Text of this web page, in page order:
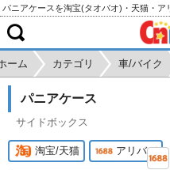
ーム カテゴリ 車/バイク
パニアケース
サイドボックス
淘宝/天猫 アリババ